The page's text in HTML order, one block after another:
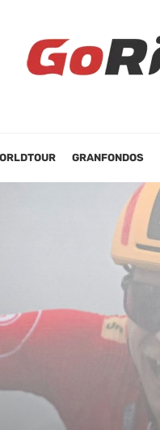
GRANFONDOS